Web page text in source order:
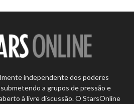
independente dos poderes
a grupos de pressão e
à livre discussão. O StarsOnline